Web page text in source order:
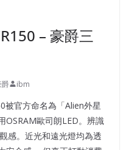
– 豪爵三
爵 ibm
被官方命名為「Alien外星
OSRAM歐司朗LED。辨識
感。近光和遠光燈均為透